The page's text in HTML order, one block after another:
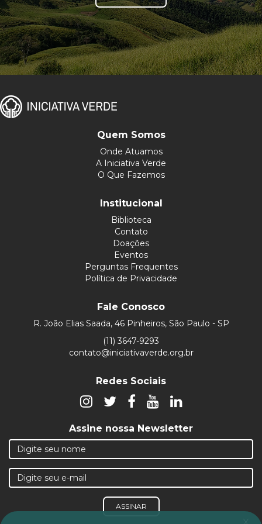
Quem Somos
Onde Atuamos
A Iniciativa Verde
O Que Fazemos
Institucional
Biblioteca
Contato
Doações
Eventos
Perguntas Frequentes
Política de Privacidade
Fale Conosco
R. João Elias Saada, 46 Pinheiros, São Paulo - SP
(11) 3647-9293
contato@iniciativaverde.org.br
Redes Sociais
Assine nossa Newsletter
ASSINAR